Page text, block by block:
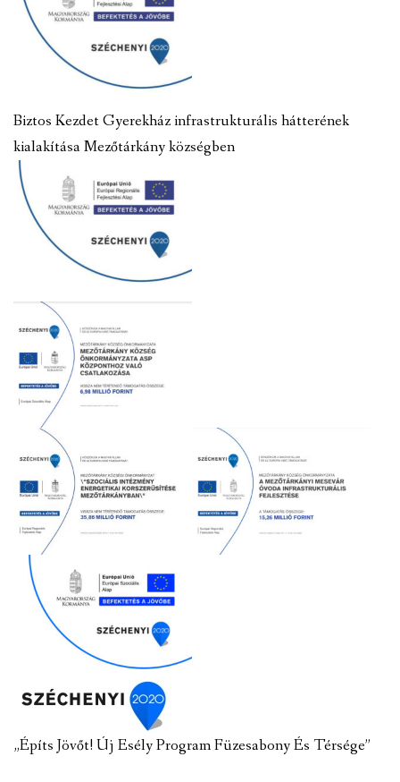
Biztos Kezdet Gyerekház infrastrukturális hátterének
kialakítása Mezőtárkány községben
„Építs Jövőt! Új Esély Program Füzesabony És Térsége”